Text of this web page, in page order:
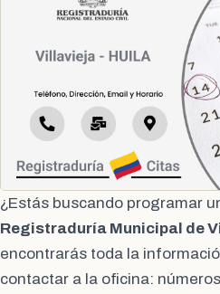
¿Estás buscando programar
Registraduría Municipal de
encontrarás toda la
contactar a la oficina: